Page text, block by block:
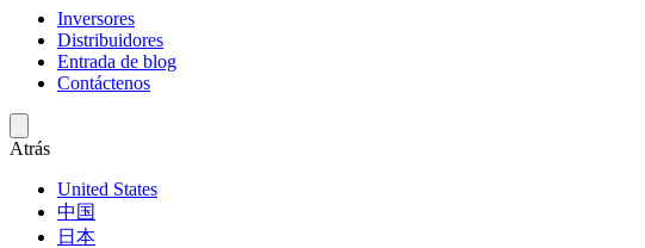
Inversores
Distribuidores
Entrada de blog
Contáctenos
Atrás
United States
中国
日本